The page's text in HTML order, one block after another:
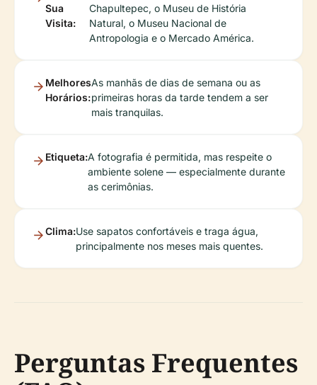
Sua
Visita:
Chapultepec, o Museu de História
Natural, o Museu Nacional de
Antropologia e o Mercado América.
Melhores
Horários:
As manhãs de dias de semana ou as
primeiras horas da tarde tendem a ser
mais tranquilas.
Etiqueta:A fotografia é permitida, mas respeite o
ambiente solene — especialmente durante
as cerimônias.
Clima:Use sapatos confortáveis e traga água,
principalmente nos meses mais quentes.
Perguntas Frequentes